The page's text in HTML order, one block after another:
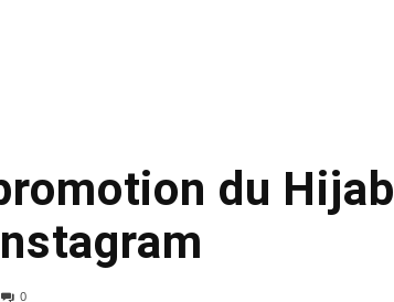
du Hijab
0